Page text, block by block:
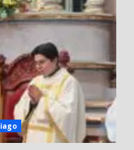
despide a